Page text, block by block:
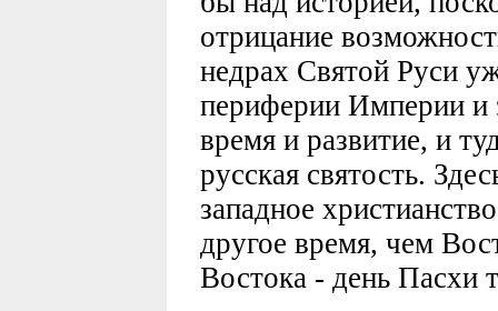
отрицание
недрах Святой Руси
периферии Империи и
время и развитие, и
русская святость.
западное
другое время, чем
Востока - день Пасхи